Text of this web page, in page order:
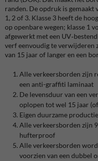
randen. De opdruk is
1, 2 of 3. Klasse 3 heeft de
op openbare wegen; klasse 1
afgewerkt met een
verf eenvoudig te verwijderen
van 15 jaar of langer en een
Alle verkeersborden zijn
een anti-graffiti laminaat
De levensduur van een
oplopen tot wel 15 jaar
Eigen duurzame
Alle verkeersborden zijn
hufterproof
Alle verkeersborden
voorzien van een dubbel